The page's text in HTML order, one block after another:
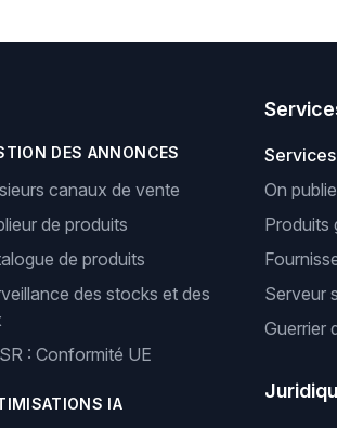
DES ANNONCES
canaux de vente
de produits
de produits
des stocks et des
: Conformité UE
IA
Services
On
Produits
Serveur
Guerrier